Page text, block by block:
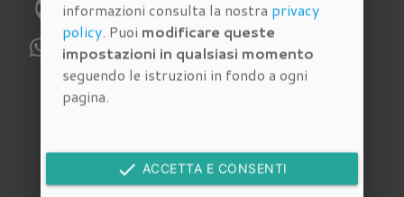
phone Telefono:055 4620186
WhatsApp:329 112 6159
Cerca tra gliimmobili in venditadella nostra
agenzia immobiliare a Firenze
informazioni consulta la nostra privacy
policy. Puoi modificare queste
impostazioni in qualsiasi momento
seguendo le istruzioni in fondo a ogni
pagina.
done ACCETTA E CONSENTI